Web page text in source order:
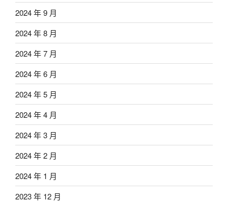
2024 年 9 月
2024 年 8 月
2024 年 7 月
2024 年 6 月
2024 年 5 月
2024 年 4 月
2024 年 3 月
2024 年 2 月
2024 年 1 月
2023 年 12 月